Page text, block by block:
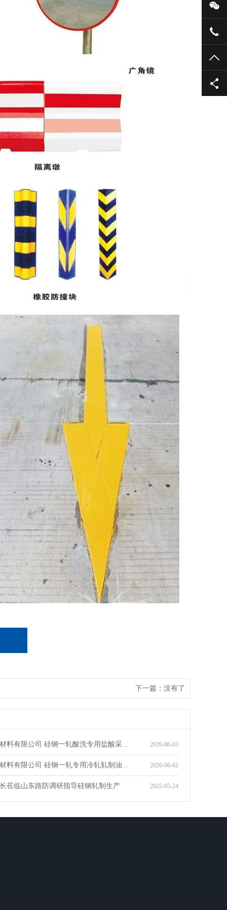
下一篇：没有了
2026-06-03
料有限公司 硅钢一轧酸洗专用盐酸采...
2026-06-02
料有限公司 硅钢一轧专用冷轧轧制油...
2025-05-24
莅临山东路防调研指导硅钢轧制生产
微